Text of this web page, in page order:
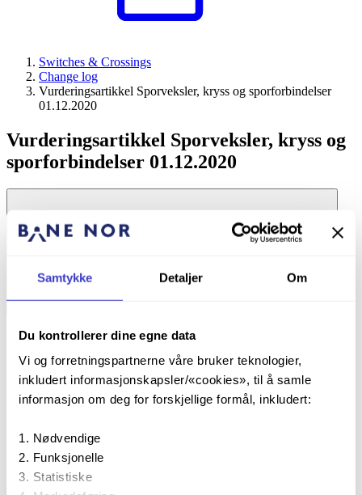
Samtykke Detaljer Om
Du kontrollerer dine egne data
Vi og forretningspartnerne våre bruker teknologier,
inkludert informasjonskapsler/«cookies», til å samle
informasjon om deg for forskjellige formål, inkludert:
Nødvendige
Funksjonelle
Statistiske
Switches & Crossings
Change log
Vurderingsartikkel Sporveksler, kryss og sporforbindelser
01.12.2020
Vurderingsartikkel Sporveksler, kryss og
sporforbindelser 01.12.2020
1 Endringsinformasjon
Fag
Overbygning
Tittel
Sporveksler
Utarbeidet av
Referansedokumenter